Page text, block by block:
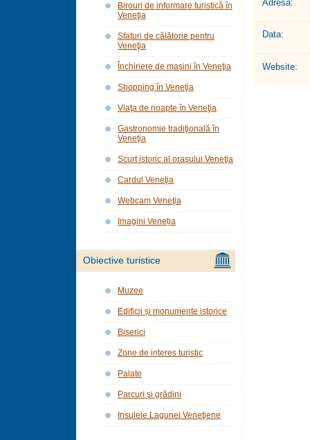
Adresă:
Data:
Website:
Birouri de informare turistică în
Veneţia
Sfaturi de călătorie pentru
Veneţia
Închiriere de maşini în Veneţia
Shopping în Veneţia
Viaţa de noapte în Veneţia
Gastronomie tradiţională în
Veneţia
Scurt istoric al oraşului Veneţia
Cardul Veneţia
Webcam Veneţia
Imagini Veneția
Obiective turistice
Muzee
Edificii și monumente istorice
Biserici
Zone de interes turistic
Palate
Parcuri şi grădini
Insulele Lagunei Veneţiene